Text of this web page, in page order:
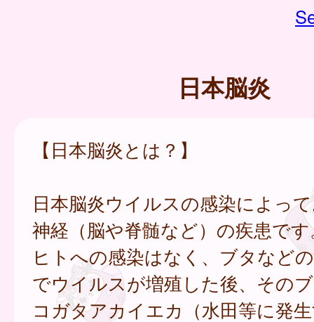
日本脳炎
【日本脳炎とは？】
日本脳炎ウイルスの感染によっ
神経（脳や脊髄など）の疾患で
ヒトへの感染はなく、ブタなど
でウイルスが増殖した後、その
コガタアカイエカ（水田等に発